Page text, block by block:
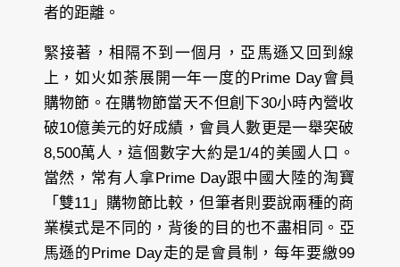
者的距離。
緊接著，相隔不到一個月，亞馬遜又回到線
上，如火如荼展開一年一度的Prime Day會員
購物節。在購物節當天不但創下30小時內營收
破10億美元的好成績，會員人數更是一舉突破
8,500萬人，這個數字大約是1/4的美國人口。
當然，常有人拿Prime Day跟中國大陸的淘寶
「雙11」購物節比較，但筆者則要說兩種的商
業模式是不同的，背後的目的也不盡相同。亞
馬遜的Prime Day走的是會員制，每年要繳99